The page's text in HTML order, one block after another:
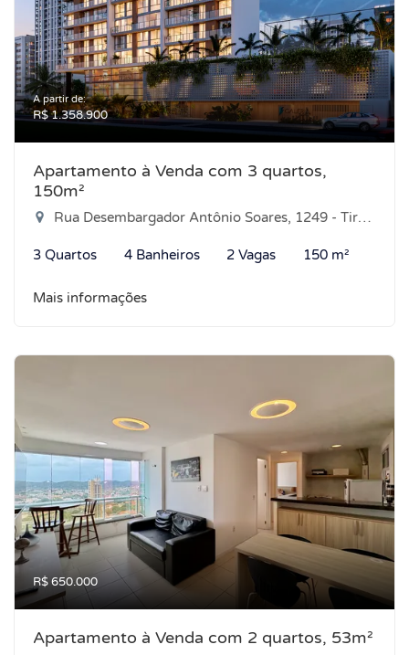
A partir de:
R$ 1.358.900
Apartamento à Venda com 3 quartos,
150m²
Rua Desembargador Antônio Soares, 1249 - Tirol, Natal-RN
3 Quartos 4 Banheiros 2 Vagas 150 m²
Mais informações
R$ 650.000
Apartamento à Venda com 2 quartos, 53m²